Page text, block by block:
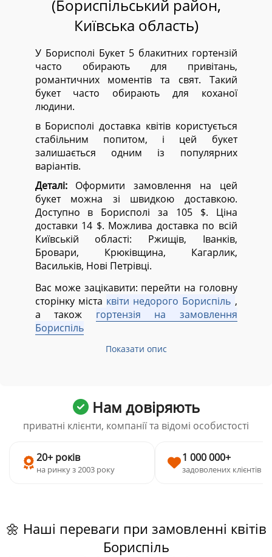
(Бориспільський район,
Київська область)
У Борисполі Букет 5 блакитних гортензій
часто обирають для привітань,
романтичних моментів та свят. Такий
букет часто обирають для коханої
людини.
в Борисполі доставка квітів користується
стабільним попитом, і цей букет
залишається одним із популярних
варіантів.
Деталі:Оформити замовлення на цей
букет можна зі швидкою доставкою.
Доступно в Борисполі за 105 $. Ціна
доставки 14 $. Можлива доставка по всій
Київській області: Ржищів, Іванків,
Бровари, Крюківщина, Кагарлик,
Васильків, Нові Петрівці.
Вас може зацікавити: перейти на головну
сторінку міста квіти недорого Бориспіль ,
а також гортензія на замовлення
Бориспіль
Показати опис
Нам довіряють
приватні клієнти, компанії та відомі особистості
20+ років
на ринку з 2003 року
1 000 000+
задоволених клієнтів
🌼 Наші переваги при замовленні квітів
Бориспіль